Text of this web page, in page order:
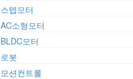
스텝모터
AC소형모터
BLDC모터
로봇
모션컨트롤